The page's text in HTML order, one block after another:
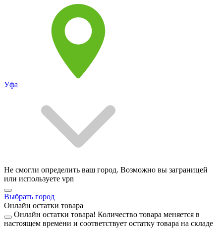
Уфа
Не смогли определить ваш город. Возможно вы заграницей
или используете vpn
Выбрать город
Онлайн остатки товара
Онлайн остатки товара! Количество товара меняется в
настоящем времени и соответствует остатку товара на складе